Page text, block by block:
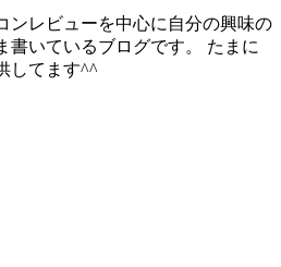
ンレビューを中心に自分の興味の
書いているブログです。 たまに
してます^^